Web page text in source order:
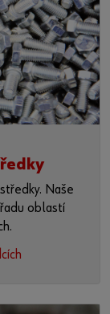
Naše
oblastí